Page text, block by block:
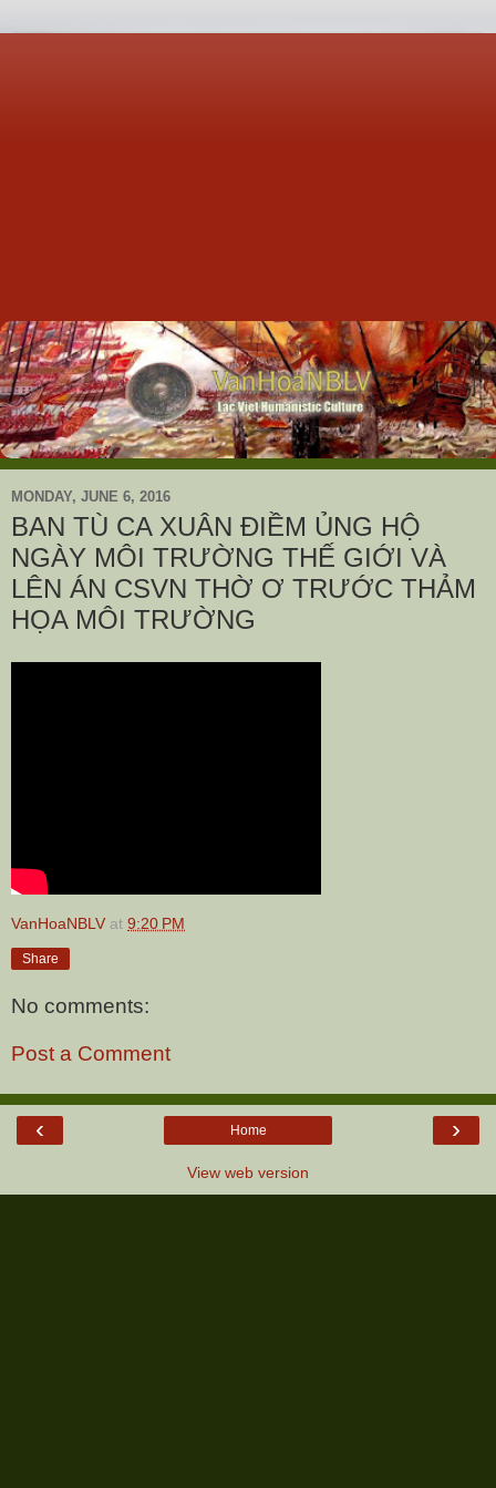
MONDAY, JUNE 6, 2016
BAN TÙ CA XUÂN ĐIỀM ỦNG HỘ
NGÀY MÔI TRƯỜNG THẾ GIỚI VÀ
LÊN ÁN CSVN THỜ Ơ TRƯỚC THẢM
HỌA MÔI TRƯỜNG
VanHoaNBLV at 9:20 PM
Share
No comments:
Post a Comment
‹ ›
Home
View web version